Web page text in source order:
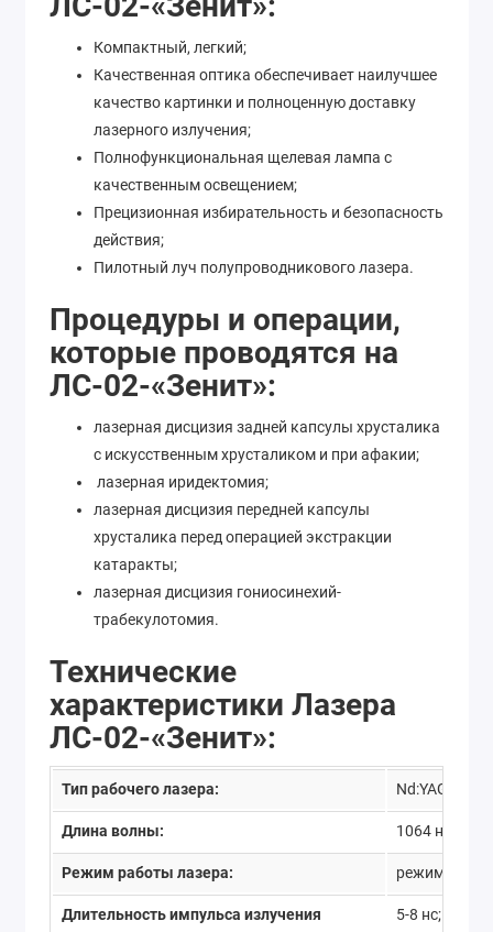
Компактный, легкий;
Качественная оптика обеспечивает наилучшее
качество картинки и полноценную доставку
лазерного излучения;
Полнофункциональная щелевая лампа с
качественным освещением;
Прецизионная избирательность и безопасность
действия;
Пилотный луч полупроводникового лазера.
Процедуры и операции,
которые проводятся на
ЛС-02-«Зенит»:
лазерная дисцизия задней капсулы хрусталика
с искусственным хрусталиком и при афакии;
лазерная иридектомия;
лазерная дисцизия передней капсулы
хрусталика перед операцией экстракции
катаракты;
лазерная дисцизия гониосинехий-
трабекулотомия.
Технические
характеристики Лазера
ЛС-02-«Зенит»:
Тип рабочего лазера: Nd:YAG лазер
Длина волны: 1064 нм;
Режим работы лазера: режим
Длительность импульса излучения 5-8 нс;